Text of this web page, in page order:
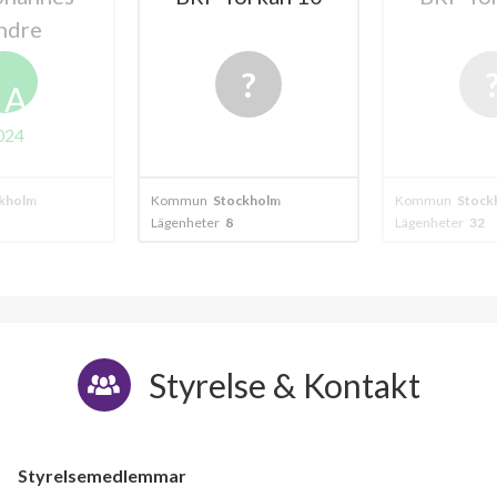
lägenheter
Kommun Stockholm
Lägenheter 32
Kommun
Lägenheter 19
Styrelse & Kontakt
Styrelsemedlemmar